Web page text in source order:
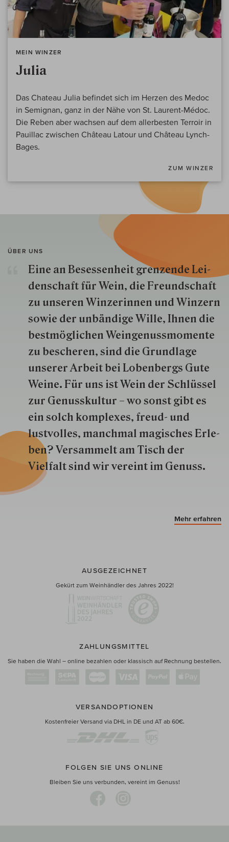
MEIN WINZER
Julia
Das Chateau Julia befindet sich im Herzen des Medoc
in Semignan, ganz in der Nähe von St. Laurent-Médoc.
Die Reben aber wachsen auf dem allerbesten Terroir in
Pauillac zwischen Château Latour und Château Lynch-
Bages.
ZUM WINZER
ÜBER UNS
Eine an Besessenheit gren­zende Lei­
den­schaft für Wein, die Freund­schaft
zu unseren Win­zer­innen und Win­zern
so­wie der un­bän­dige Wille, Ihnen die
best­mög­lich­en Wein­genuss­momente
zu besche­ren, sind die Grund­lage
unserer Arbeit bei Lobenbergs Gute
Weine. Für uns ist Wein der Schlüs­sel
zur Genuss­kultur – wo sonst gibt es
ein solch kom­plexes, freud- und
lustvolles, manchmal ma­gisch­es Er­le­
ben? Versammelt am Tisch der
Vielfalt sind wir ver­eint im Genuss.
Mehr erfahren
AUSGEZEICHNET
Gekürt zum Weinhändler des Jahres 2022!
ZAHLUNGSMITTEL
Sie haben die Wahl – online bezahlen oder klassisch auf Rechnung bestellen.
VERSANDOPTIONEN
Kostenfreier Versand via DHL in DE und AT ab 60€.
FOLGEN SIE UNS ONLINE
Bleiben Sie uns verbunden, vereint im Genuss!